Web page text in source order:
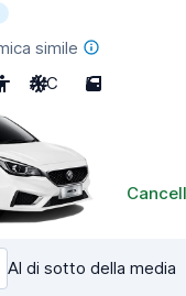
simile
A/C 5
Al di sotto della media